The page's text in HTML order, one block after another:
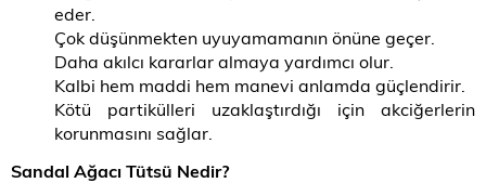
eder.
Çok düşünmekten uyuyamamanın önüne geçer.
Daha akılcı kararlar almaya yardımcı olur.
Kalbi hem maddi hem manevi anlamda güçlendirir.
Kötü partikülleri uzaklaştırdığı için akciğerlerin
korunmasını sağlar.
Sandal Ağacı Tütsü Nedir?